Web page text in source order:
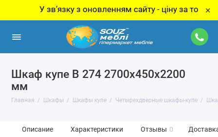
У звʼязку з оновленням сайту - ціну за товар ×
Шкаф купе В 274 2700х450х2200
мм
Главная Шкафы Шкафы купе Четырехдверные шкафы-купе
Описание Характеристики Отзывы 0